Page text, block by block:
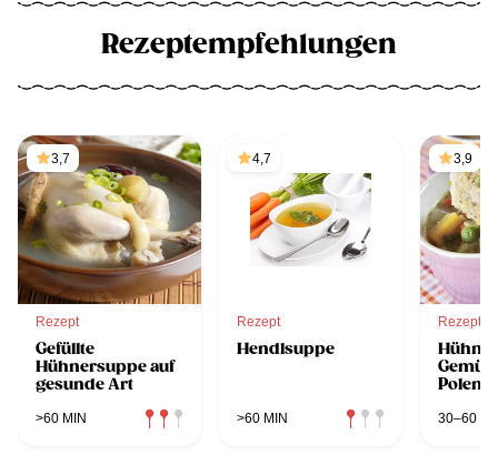
Rezeptempfehlungen
3,7
Rezept
Gefüllte
Hühnersuppe auf
gesunde Art
>60 MIN
4,7
Rezept
Hendlsuppe
>60 MIN
3,9
Rezept
30–60